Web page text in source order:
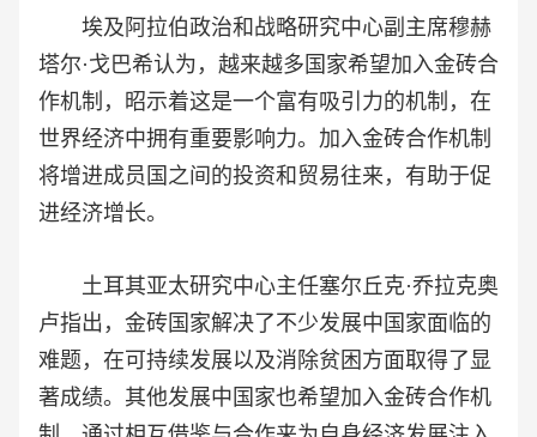
埃及阿拉伯政治和战略研究中心副主席穆赫
塔尔·戈巴希认为，越来越多国家希望加入金砖合
作机制，昭示着这是一个富有吸引力的机制，在
世界经济中拥有重要影响力。加入金砖合作机制
将增进成员国之间的投资和贸易往来，有助于促
进经济增长。
土耳其亚太研究中心主任塞尔丘克·乔拉克奥
卢指出，金砖国家解决了不少发展中国家面临的
难题，在可持续发展以及消除贫困方面取得了显
著成绩。其他发展中国家也希望加入金砖合作机